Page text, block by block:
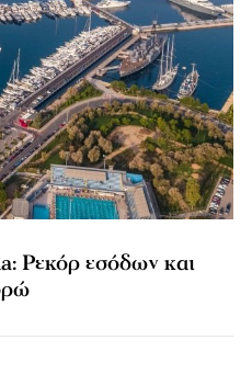
Ρεκόρ εσόδων και